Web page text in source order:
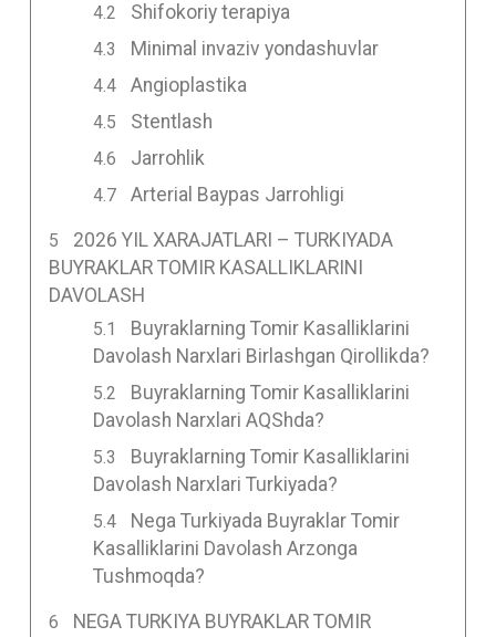
Shifokoriy terapiya
Minimal invaziv yondashuvlar
Angioplastika
Stentlash
Jarrohlik
Arterial Baypas Jarrohligi
2026 YIL XARAJATLARI – TURKIYADA
BUYRAKLAR TOMIR KASALLIKLARINI
DAVOLASH
Buyraklarning Tomir Kasalliklarini
Davolash Narxlari Birlashgan Qirollikda?
Buyraklarning Tomir Kasalliklarini
Davolash Narxlari AQShda?
Buyraklarning Tomir Kasalliklarini
Davolash Narxlari Turkiyada?
Nega Turkiyada Buyraklar Tomir
Kasalliklarini Davolash Arzonga
Tushmoqda?
NEGA TURKIYA BUYRAKLAR TOMIR